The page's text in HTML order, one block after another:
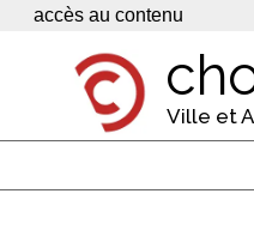
Panneau de gestion des cookies
accès au contenu
Ville et